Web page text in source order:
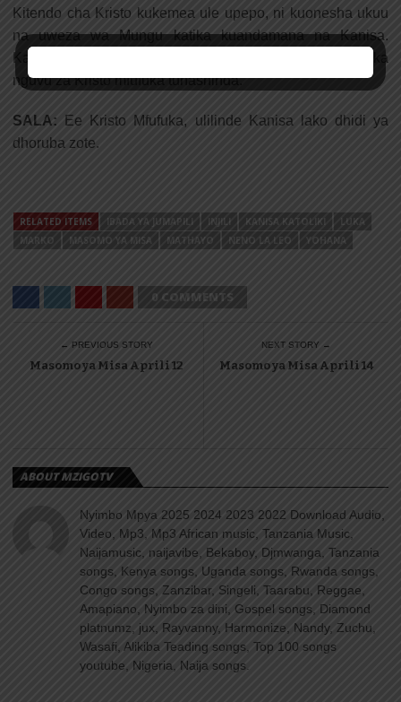
Kitendo cha Kristo kukemea ule upepo, ni kuonesha ukuu
na uweza wa Mungu katika kuandamana na Kanisa.
Kamwe tusichoke na kuona kuwa tunashindwa, bali katika
nguvu za Kristo mfufuka tunashinda.
SALA: Ee Kristo Mfufuka, ulilinde Kanisa lako dhidi ya
dhoruba zote.
RELATED ITEMS IBADA YA JUMAPILI INJILI KANISA KATOLIKI
LUKA
MARKO
MASOMO YA MISA MATHAYO NENO LA LEO YOHANA
0 COMMENTS
← PREVIOUS STORY
Masomo ya Misa Aprili 12
NEXT STORY →
Masomo ya Misa Aprili 14
ABOUT MZIGOTV
Nyimbo Mpya 2025 2024 2023 2022 Download Audio,
Video, Mp3, Mp3 African music, Tanzania Music,
Naijamusic, naijavibe, Bekaboy, Djmwanga, Tanzania
songs, Kenya songs, Uganda songs, Rwanda songs,
Congo songs, Zanzibar, Singeli, Taarabu, Reggae,
Amapiano, Nyimbo za dini, Gospel songs, Diamond
platnumz, jux, Rayvanny, Harmonize, Nandy, Zuchu,
Wasafi, Alikiba Teading songs, Top 100 songs
youtube, Nigeria, Naija songs.